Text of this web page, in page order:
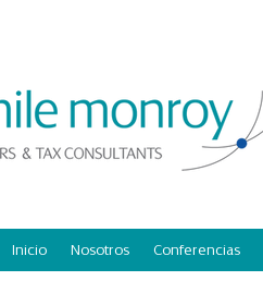
Inicio Nosotros Conferencias